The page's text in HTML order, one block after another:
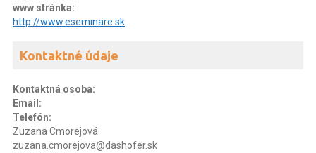
www stránka:
http://www.eseminare.sk
Kontaktné údaje
Kontaktná osoba:
Email:
Telefón:
Zuzana Cmorejová
zuzana.cmorejova@dashofer.sk